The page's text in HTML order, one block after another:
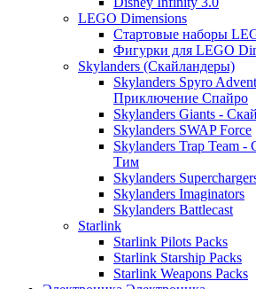
LEGO Dimensions
Стартовые наборы
Фигурки для LEGO
Skylanders (Скайландеры)
Skylanders Spyro
Приключение Спайро
Skylanders Giants -
Skylanders SWAP Force
Skylanders Trap Team
Тим
Skylanders
Skylanders Imaginators
Skylanders Battlecast
Starlink
Starlink Pilots Packs
Starlink Starship Packs
Starlink Weapons Packs